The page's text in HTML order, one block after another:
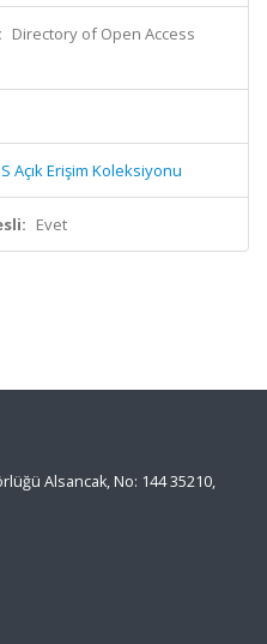
Directory of Open Access
Açık Erişim Koleksiyonu
Evet
Alsancak, No: 144 35210,